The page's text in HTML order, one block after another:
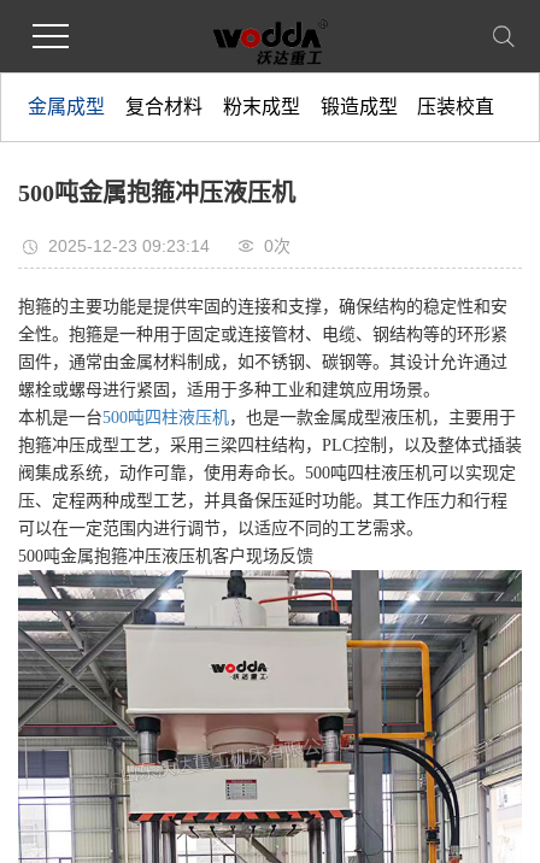
金属成型 复合材料 粉末成型 锻造成型 压装校直
500吨金属抱箍冲压液压机
2025-12-23 09:23:14 0次
抱箍的主要功能是提供牢固的连接和支撑，确保结构的稳定性和安
全性。抱箍是一种用于固定或连接管材、电缆、钢结构等的环形紧
固件，通常由金属材料制成，如不锈钢、碳钢等。其设计允许通过
螺栓或螺母进行紧固，适用于多种工业和建筑应用场景。
本机是一台500吨四柱液压机，也是一款金属成型液压机，主要用于
抱箍冲压成型工艺，采用三梁四柱结构，PLC控制，以及整体式插装
阀集成系统，动作可靠，使用寿命长。500吨四柱液压机可以实现定
压、定程两种成型工艺，并具备保压延时功能。其工作压力和行程
可以在一定范围内进行调节，以适应不同的工艺需求。
500吨金属抱箍冲压液压机客户现场反馈